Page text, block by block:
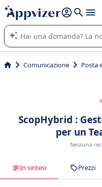
righe con
shift + enter
L'IA di Appvizer vi guida
software SaaS per la vostra
Comunicazione Posta
ScopHybrid :
per un
Nessuna
In sintesi Prezzi